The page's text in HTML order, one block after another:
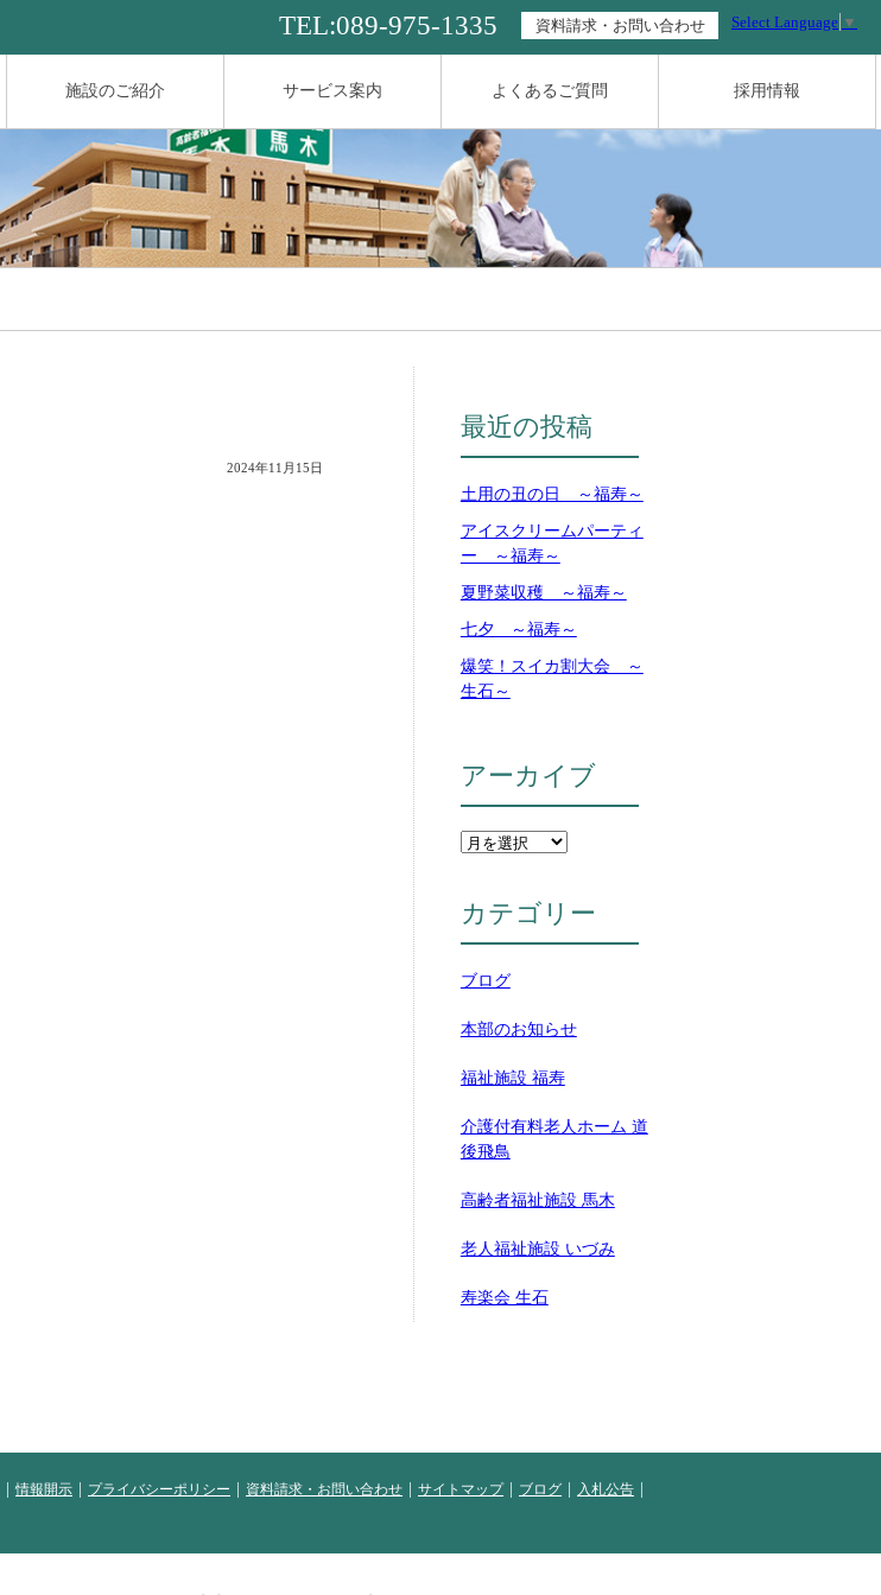
施設のご紹介 サービス案内 よくあるご質問 採用情報
TEL:089-975-1335 資料請求・お問い合わせ Select Language ▼
2024年11月15日
最近の投稿
土用の丑の日 ～福寿～
アイスクリームパーティ
ー ～福寿～
夏野菜収穫 ～福寿～
七夕 ～福寿～
爆笑！スイカ割大会 ～
生石～
アーカイブ
カテゴリー
ブログ
本部のお知らせ
福祉施設 福寿
介護付有料老人ホーム 道
後飛鳥
高齢者福祉施設 馬木
老人福祉施設 いづみ
寿楽会 生石
情報開示 プライバシーポリシー 資料請求・お問い合わせ サイトマップ ブログ
入札公告